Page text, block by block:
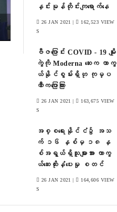
နှင်းမုန်တိုင်းကျရောက်နေ
26 JAN 2021 |
162,523 VIEW
S
ဗီဇပြောင်း COVID - 19 မျိုး
ကွဲကို Moderna ဆေးက ကာကွ
ယ်နိုင်စွမ်းရှိဟု ကုမ္ပ
ဏီကပြောကြား
26 JAN 2021 |
163,675 VIEW
S
အစ္စရေးနိုင်ငံ၌ အသ
က် ၁၆ နှစ်မှ ၁၈ နှ
စ်အရွယ်ရှိသူများအား ကာကွ
ယ်ဆေးထိုးနှံပေးမှု စတင်
26 JAN 2021 |
164,606 VIEW
S